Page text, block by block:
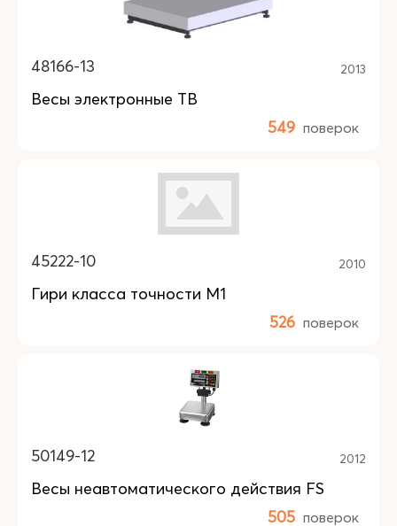
48166-13 2013
Весы электронные ТВ
549 поверок
45222-10 2010
Гири класса точности М1
526 поверок
50149-12 2012
Весы неавтоматического действия FS
505 поверок